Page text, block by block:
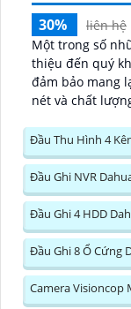
30%
liên hệ
Một trong số
thiệu đến quý khách là
đảm bảo mang
nét và chất
Đầu Thu Hình 4
Đầu Ghi NVR
Đầu Ghi 4 HDD
Đầu Ghi 8 Ổ Cứng
Camera Visioncop